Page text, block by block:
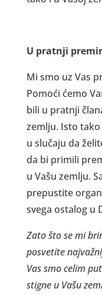
U pratnji
Mi smo uz Vas
Pomoći ćemo
bili u pratnji
zemlju. Isto
u slučaju da
da bi primili
u Vašu zemlju.
prepustite
svega ostalog u
Zato što se mi
posvetite
Vas smo celim
stigne u Vašu